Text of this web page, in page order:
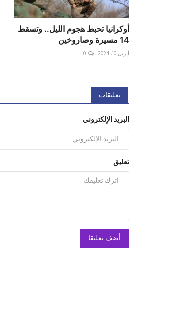
أوكرانيا تحبط هجوم الليل.. وتسقط
14 مسيرة وصاروخين
أبريل 10, 2024 0
تعليقات
البريد الإلكتروني
تعليق
أضف تعليقا